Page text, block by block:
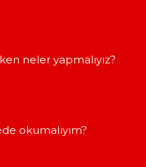
neler yapmalıyız?
okumalıyım?